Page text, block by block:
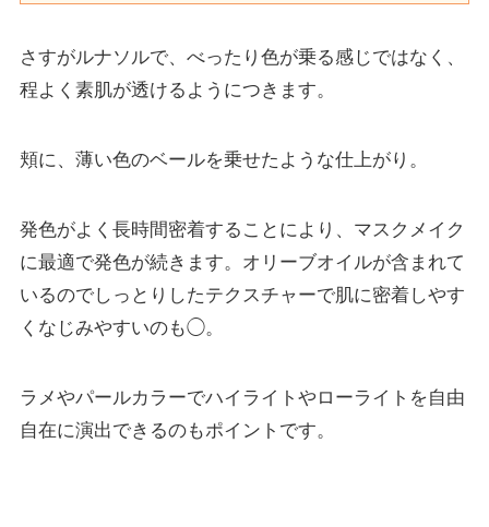
さすがルナソルで、べったり色が乗る感じではなく、
程よく素肌が透けるようにつきます。
頬に、薄い色のベールを乗せたような仕上がり。
発色がよく長時間密着することにより、マスクメイク
に最適で発色が続きます。オリーブオイルが含まれて
いるのでしっとりしたテクスチャーで肌に密着しやす
くなじみやすいのも◯。
ラメやパールカラーでハイライトやローライトを自由
自在に演出できるのもポイントです。